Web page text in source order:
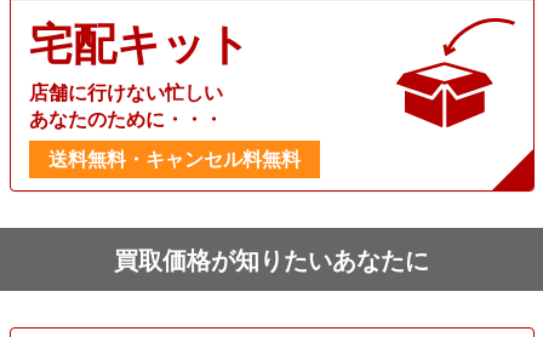
宅配キット
店舗に行けない忙しい
あなたのために・・・
送料無料・キャンセル料無料
買取価格が知りたいあなたに